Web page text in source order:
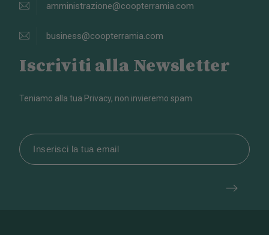
amministrazione@coopterramia.com
business@coopterramia.com
Iscriviti alla Newsletter
Teniamo alla tua Privacy, non invieremo spam